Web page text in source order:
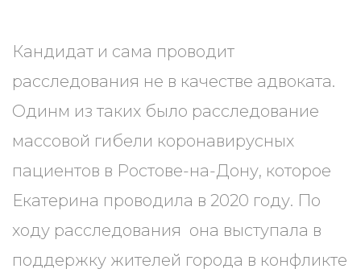
Кандидат и сама проводит
расследования не в качестве адвоката.
Одинм из таких было расследование
массовой гибели коронавирусных
пациентов в Ростове-на-Дону, которое
Екатерина проводила в 2020 году. По
ходу расследования она выступала в
поддержку жителей города в конфликте